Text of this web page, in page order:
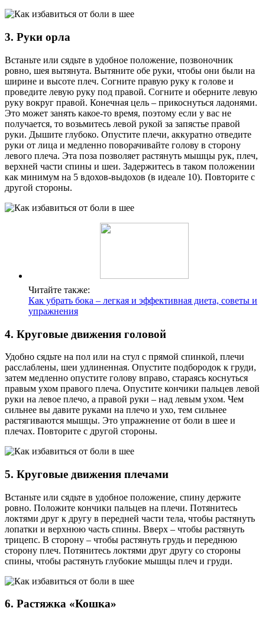
3. Руки орла
Встаньте или сядьте в удобное положение, позвоночник
ровно, шея вытянута. Вытяните обе руки, чтобы они были на
ширине и высоте плеч. Согните правую руку к голове и
проведите левую руку под правой. Согните и оберните левую
руку вокруг правой. Конечная цель – прикоснуться ладонями.
Это может занять какое-то время, поэтому если у вас не
получается, то возьмитесь левой рукой за запястье правой
руки. Дышите глубоко. Опустите плечи, аккуратно отведите
руки от лица и медленно поворачивайте голову в сторону
левого плеча. Эта поза позволяет растянуть мышцы рук, плеч,
верхней части спины и шеи. Задержитесь в таком положении
как минимум на 5 вдохов-выдохов (в идеале 10). Повторите с
другой стороны.
Читайте также:
Как убрать бока – легкая и эффективная диета, советы и
упражнения
4. Круговые движения головой
Удобно сядьте на пол или на стул с прямой спинкой, плечи
расслаблены, шеи удлиненная. Опустите подбородок к груди,
затем медленно опустите голову вправо, стараясь коснуться
правым ухом правого плеча. Опустите кончики пальцев левой
руки на левое плечо, а правой руки – над левым ухом. Чем
сильнее вы давите руками на плечо и ухо, тем сильнее
растягиваются мышцы. Это упражнение от боли в шее и
плечах. Повторите с другой стороны.
5. Круговые движения плечами
Встаньте или сядьте в удобное положение, спину держите
ровно. Положите кончики пальцев на плечи. Потянитесь
локтями друг к другу в передней части тела, чтобы растянуть
лопатки и верхнюю часть спины. Вверх – чтобы растянуть
трицепс. В сторону – чтобы растянуть грудь и переднюю
сторону плеч. Потянитесь локтями друг другу со стороны
спины, чтобы растянуть глубокие мышцы плеч и груди.
6. Растяжка «Кошка»